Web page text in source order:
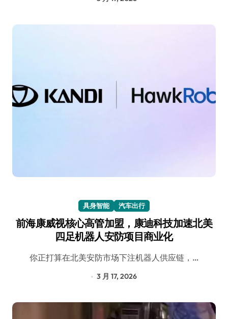
具身智能 汽车出行
前海康威视核心高管加盟，康迪科技加速北美
四足机器人安防项目商业化
你正打算在北美安防市场下注机器人供应链，…
3 月 17, 2026